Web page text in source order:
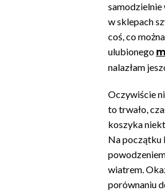
samodzielnie
w sklepach
coś, co
ulubionego
nalazłam
Oczywiście
to trwało,
koszyka
Na początku
wiatrem.
porównaniu